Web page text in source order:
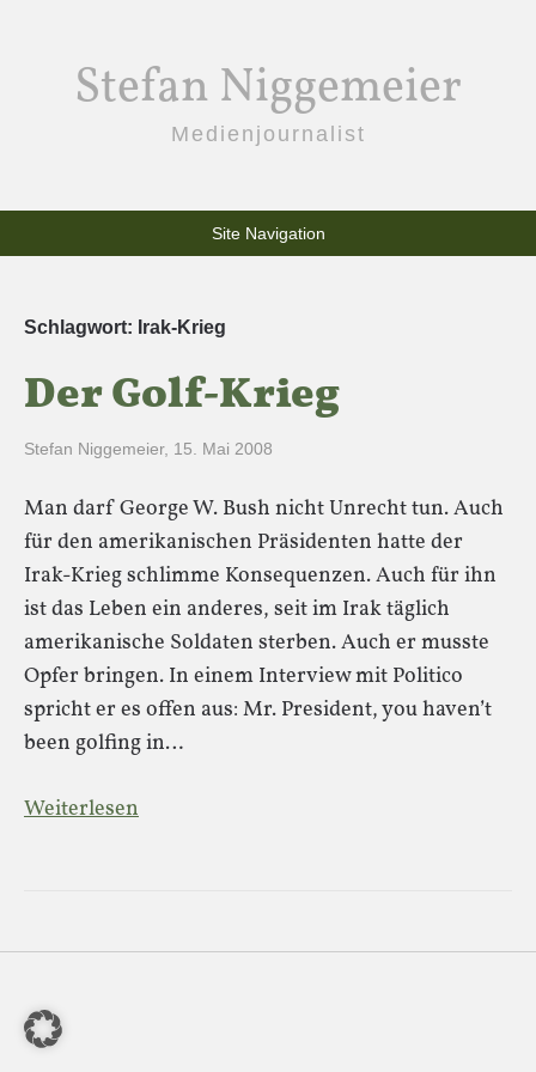
Stefan Niggemeier
Medienjournalist
Site Navigation
Schlagwort: Irak-Krieg
Der Golf-Krieg
Stefan Niggemeier, 15. Mai 2008
Man darf George W. Bush nicht Unrecht tun. Auch
für den amerikanischen Präsidenten hatte der
Irak-Krieg schlimme Konsequenzen. Auch für ihn
ist das Leben ein anderes, seit im Irak täglich
amerikanische Soldaten sterben. Auch er musste
Opfer bringen. In einem Interview mit Politico
spricht er es offen aus: Mr. President, you haven’t
been golfing in…
Weiterlesen